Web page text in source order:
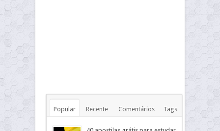
Popular Recente Comentários Tags